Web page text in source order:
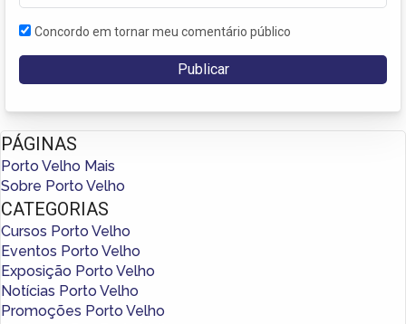
Concordo em tornar meu comentário público
PÁGINAS
Porto Velho Mais
Sobre Porto Velho
CATEGORIAS
Cursos Porto Velho
Eventos Porto Velho
Exposição Porto Velho
Notícias Porto Velho
Promoções Porto Velho